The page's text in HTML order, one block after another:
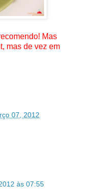
Mas
mas de vez em
07, 2012
às 07:55